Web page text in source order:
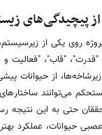
از پیچیدگی‌های
روی یکی از
"قاب"، "فعالیت
زیرشاخه‌ها، از حیوانات
می‌توانند
حتی به این نتیجه
حیوانات، عملکرد